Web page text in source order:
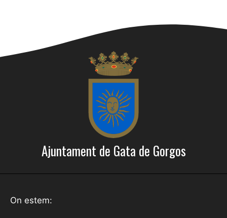
Ajuntament de Gata de Gorgos
On estem: